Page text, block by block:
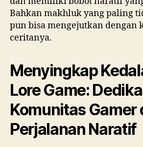
Bahkan makhluk yang paling
pun bisa mengejutkan dengan
ceritanya.
Menyingkap
Lore Game:
Komunitas Gamer
Perjalanan Naratif